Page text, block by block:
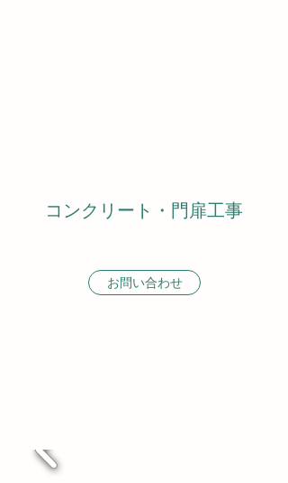
コンクリート・門扉工事
お問い合わせ